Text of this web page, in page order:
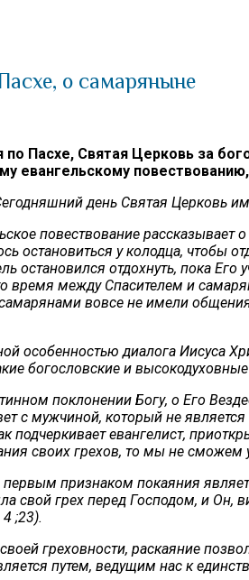
о самаряныне
Пасхе, Святая Церковь за
евангельскому
день Святая Церковь
повествование
остановиться у колодца, чтобы
остановился отдохнуть, пока
время между Спасителем и
вовсе не имели
особенностью диалога Иисуса
богословские и
поклонении Богу, о Его
с мужчиной, который не
подчеркивает евангелист,
своих грехов, то мы не сможем
первым признаком покаяния
свой грех перед Господом, и Он,
;23).
греховности, раскаяние
путем, ведущим нас к